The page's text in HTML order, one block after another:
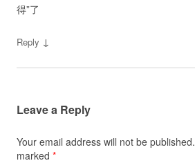
得”了
Reply ↓
Leave a Reply
Your email address will not be published.
marked *